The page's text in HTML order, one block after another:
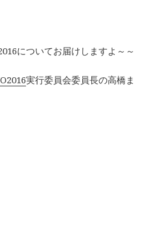
についてお届けしますよ～～
実行委員会委員長の高橋ま